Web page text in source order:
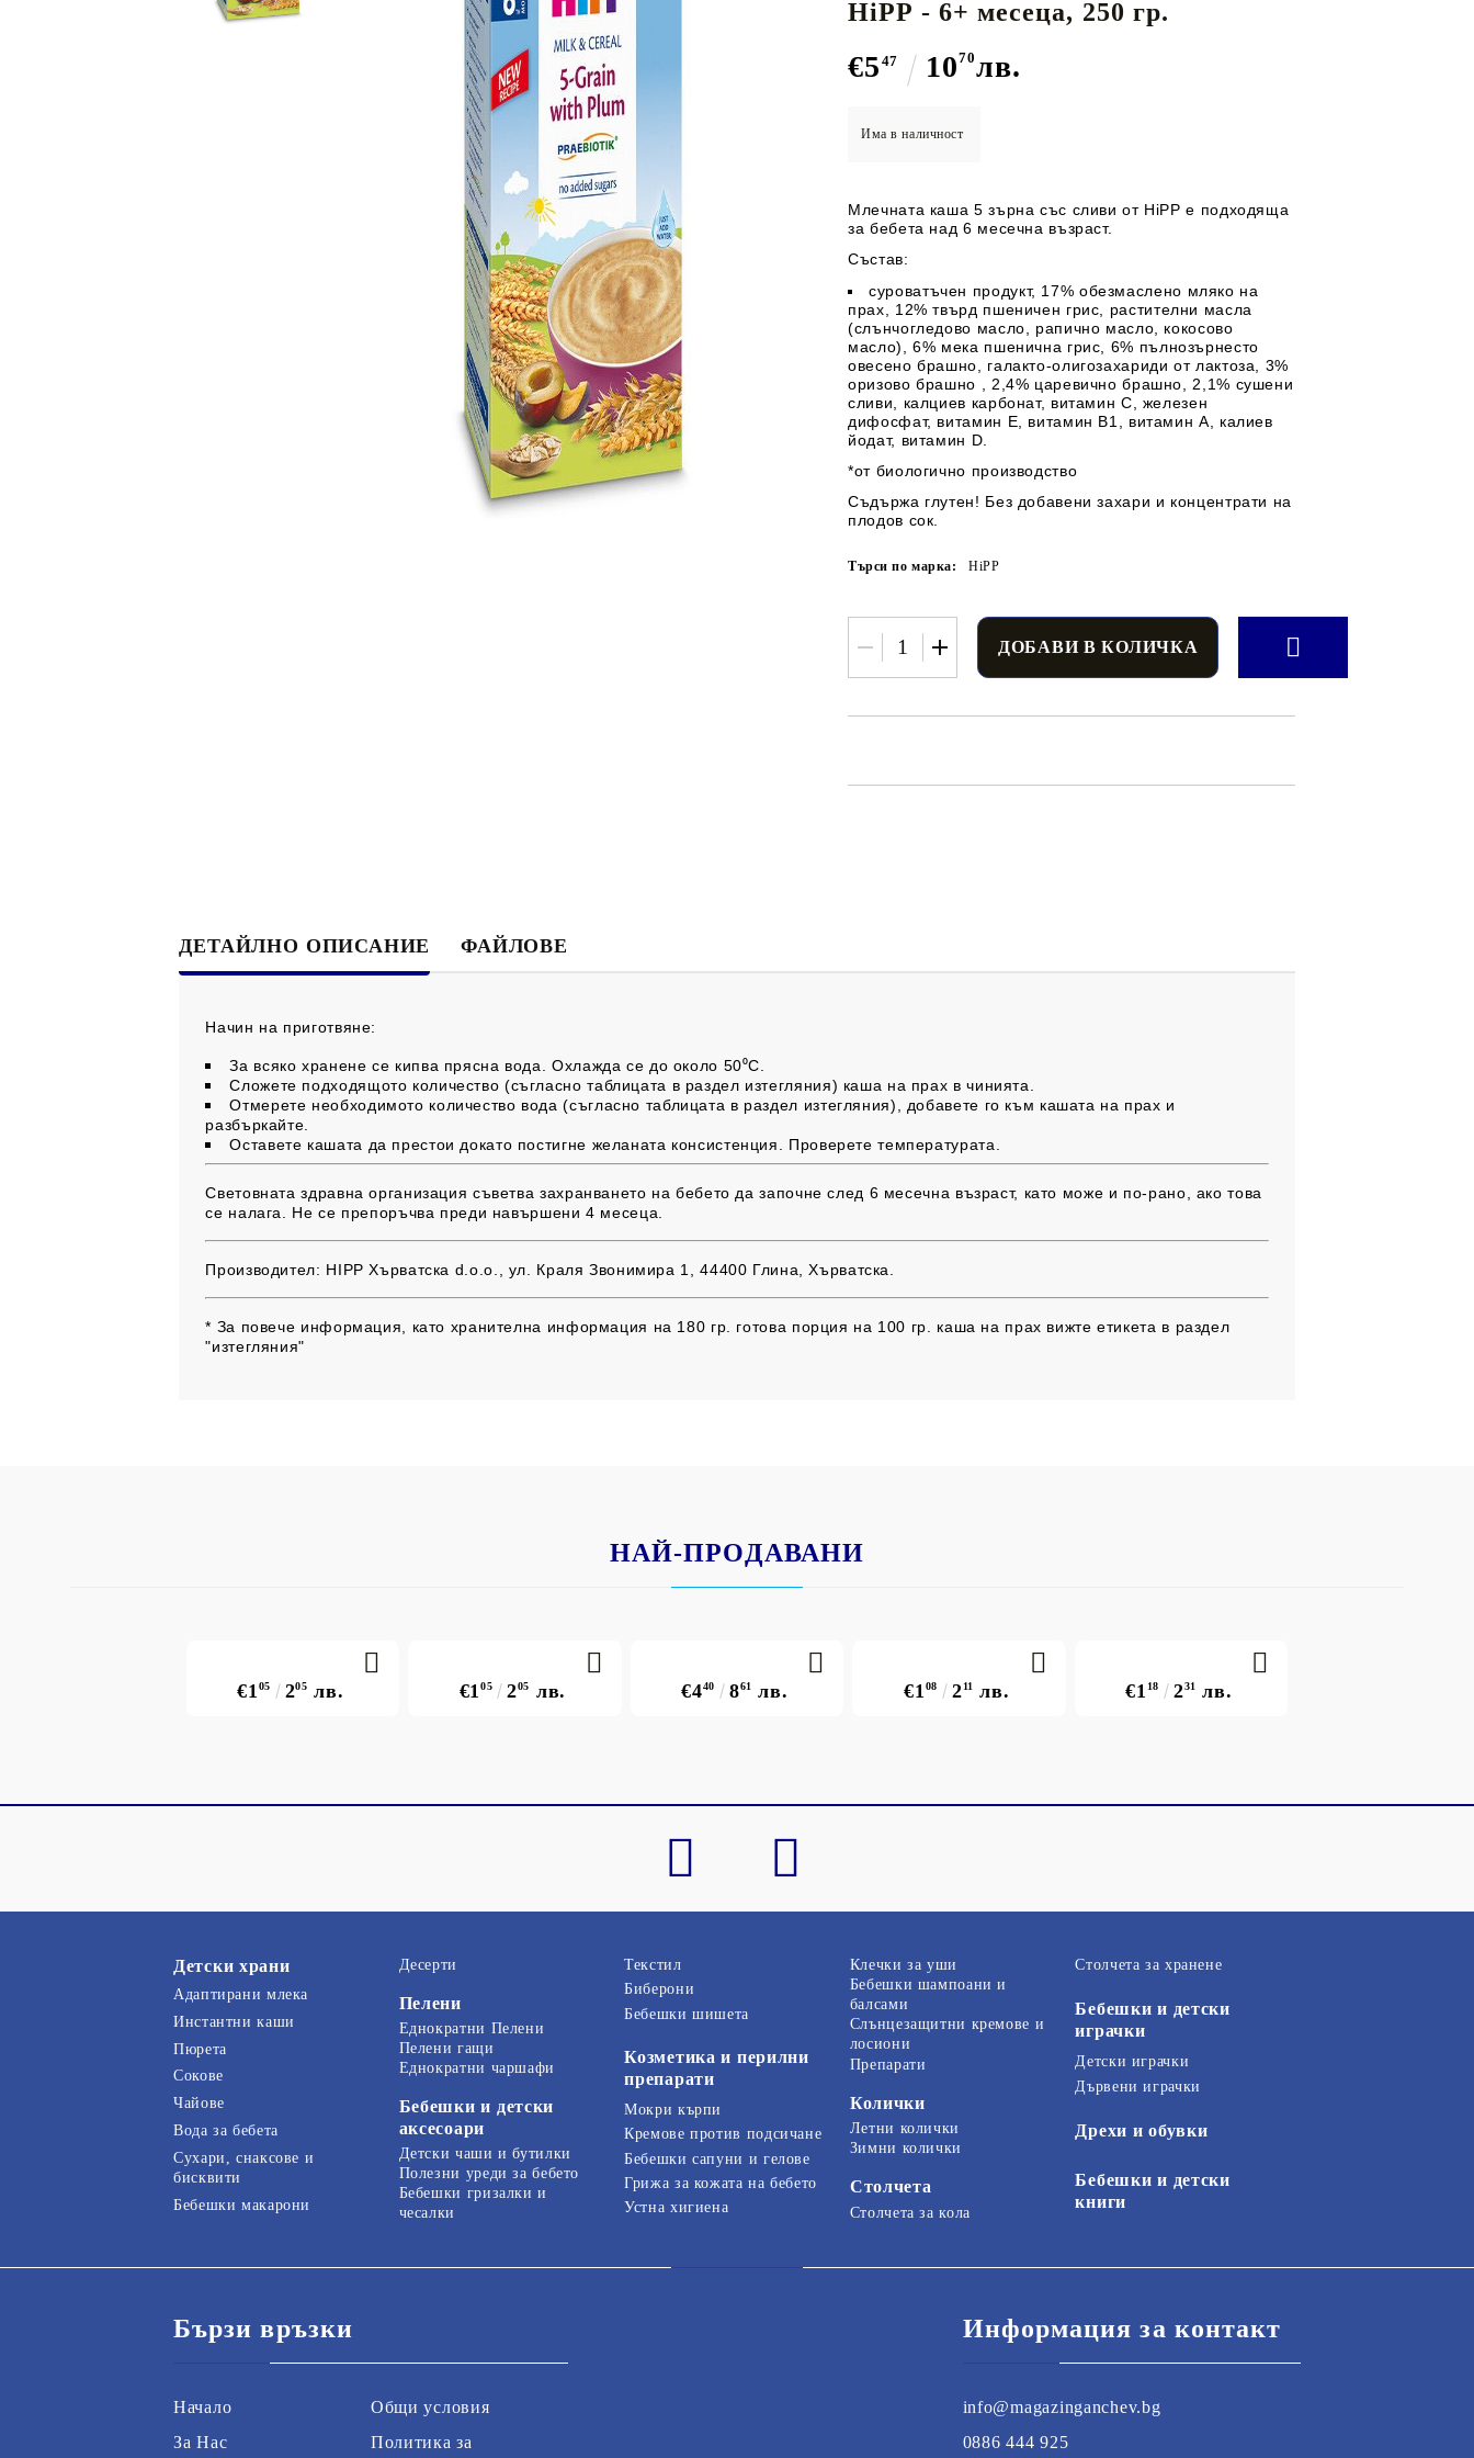
майки
СУХАРИ, СНАКСОВЕ
И БИСКВИТИ
АКСЕСОАРИ ЗА
МАЙКАТА
БЕБЕТО
БЕБЕШКИ
ЗАЛЪГАЛКИ И
КЛИПСОВЕ
БЕБЕШКИ И ДЕТСКИ
БАЛСАМИ
ЛОСИОНИ
Перилни препарати
Събота
10:00 - 18:00
Неделя (Лятно работно време за юли и август)
Почивен ден
Телефон:
0886 444 925
Email:
Работа с клиенти: info@magazinganchev.bg
Бизнес: office@magazinganchev.bg
HiPP - 6+ месеца, 250 гр.
€5 47 1070лв.
Има в наличност
Млечната каша 5 зърна със сливи от HiPP е подходяща
за бебета над 6 месечна възраст.
Състав:
суроватъчен продукт, 17% обезмаслено мляко на
прах, 12% твърд пшеничен грис, растителни масла
(слънчогледово масло, рапично масло, кокосово
масло), 6% мека пшенична грис, 6% пълнозърнесто
овесенобрашно, галакто-олигозахариди от лактоза, 3%
оризово брашно , 2,4% царевично брашно, 2,1% сушени
сливи, калциев карбонат, витамин С, железен
дифосфат, витамин Е, витамин В1, витамин А, калиев
йодат, витамин D.
*от биологично производство
Съдържа глутен! Без добавени захари и концентрати на
плодов сок.
Търси по марка: HiPP
ДЕТАЙЛНО ОПИСАНИЕ ФАЙЛОВЕ
Начин на приготвяне:
За всяко хранене се кипва прясна вода. Охлажда се до около 50⁰C.
Сложете подходящото количество (съгласно таблицата в раздел изтегляния) каша на прах в чинията.
Отмерете необходимото количество вода (съгласно таблицата в раздел изтегляния), добавете го към кашата на прах и
разбъркайте.
Оставете кашата да престои докато постигне желаната консистенция. Проверете температурата.
Световната здравна организация съветва захранването на бебето да започне след 6 месечна възраст, като може и по-рано, ако това
се налага. Не се препоръчва преди навършени 4 месеца.
Производител: HIPP Хърватска d.o.o., ул. Краля Звонимира 1, 44400 Глина, Хърватска.
* За повече информация, като хранителна информация на 180 гр. готова порция на 100 гр. каша на прах вижте етикета в раздел
"изтегляния"
НАЙ-ПРОДАВАНИ
€1 05 205 лв. €105 205 лв. €440 861 лв. €1 08 211 лв. €1 18 231 лв.
Детски храни
Адаптирани млека
Инстантни каши
Пюрета
Сокове
Чайове
Вода за бебета
Сухари, снаксове и
бисквити
Бебешки макарони
Десерти
Пелени
Еднократни Пелени
Пелени гащи
Еднократни чаршафи
Бебешки и детски
аксесоари
Детски чаши и бутилки
Полезни уреди за бебето
Бебешки гризалки и
чесалки
Текстил
Биберони
Бебешки шишета
Козметика и перилни
препарати
Мокри кърпи
Кремове против подсичане
Бебешки сапуни и гелове
Грижа за кожата на бебето
Устна хигиена
Клечки за уши
Бебешки шампоани и
балсами
Слънцезащитни кремове и
лосиони
Препарати
Колички
Летни колички
Зимни колички
Столчета
Столчета за кола
Столчета за хранене
Бебешки и детски
играчки
Детски играчки
Дървени играчки
Дрехи и обувки
Бебешки и детски
книги
Бързи връзки
Начало
За Нас
Общи условия
Политика за
Информация за контакт
info@magazinganchev.bg
0886 444 925